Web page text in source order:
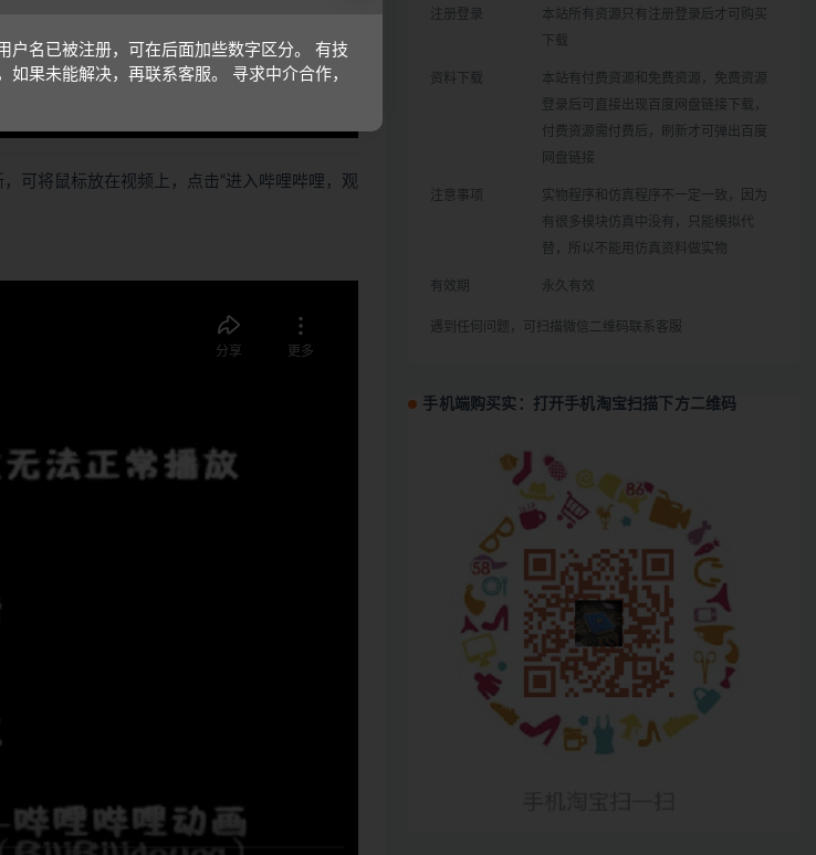
可将鼠标放在视频上，点击“进入哔哩哔哩，观
注册登录
本站所有资源只有注册登录后才可购买
下载
资料下载
本站有付费资源和免费资源，免费资源
登录后可直接出现百度网盘链接下载，
付费资源需付费后，刷新才可弹出百度
网盘链接
注意事项
实物程序和仿真程序不一定一致，因为
有很多模块仿真中没有，只能模拟代
替，所以不能用仿真资料做实物
有效期 永久有效
遇到任何问题，可扫描微信二维码联系客服
手机端购买实：打开手机淘宝扫描下方二维码
户名已被注册，可在后面加些数字区分。 有技
如果未能解决，再联系客服。 寻求中介合作，